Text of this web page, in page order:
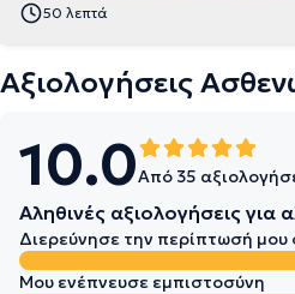
50 λεπτά
Αξιολογήσεις
10.0Από 35
Αληθινές αξιολογήσεις για
Διερεύνησε την περίπτωσή μου
Μου ενέπνευσε εμπιστοσύνη